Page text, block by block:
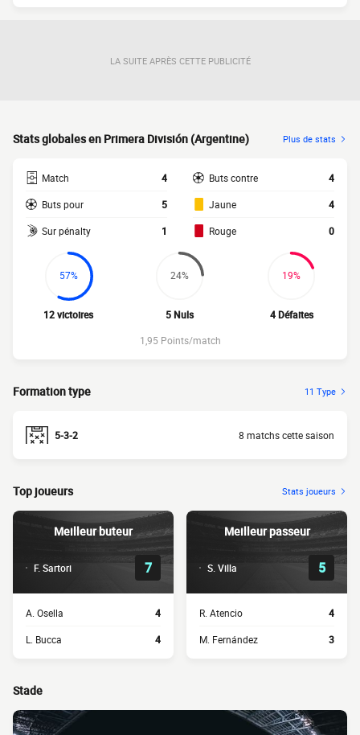
LA SUITE APRÈS CETTE PUBLICITÉ
Stats globales en Primera División (Argentine) Plus de stats
Match 4
Buts pour 5
Sur pénalty 1
Buts contre 4
Jaune 4
Rouge 0
57%
12 victoires
24%
5 Nuls
19%
4 Défaites
1,95 Points/match
Formation type 11 Type
5-3-2 8 matchs cette saison
Top joueurs Stats joueurs
Meilleur buteur
F. Sartori 7
A. Osella 4
L. Bucca 4
Meilleur passeur
S. Villa 5
R. Atencio 4
M. Fernández 3
Stade